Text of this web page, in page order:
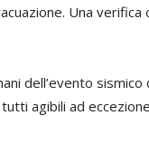
Una verifica
dell’evento sismico
agibili ad